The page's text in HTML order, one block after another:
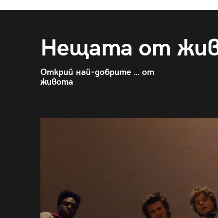
Нещата от
Открий най-добрите … от
живота